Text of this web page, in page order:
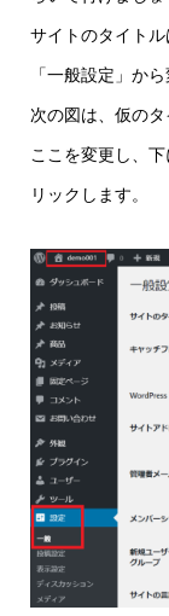
サイトのタイト
「一般設定」か
次の図は、仮の
ここを変更し、
リックします。